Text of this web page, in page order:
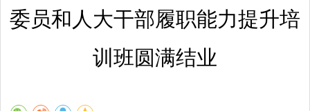
委员和人大干部履职能力提升培
训班圆满结业